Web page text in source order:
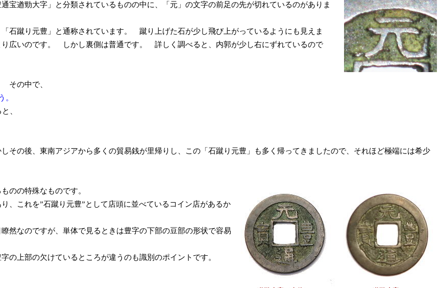
遒勁大字」と分類されているものの中に、「元」の文字の前足の先が切れているのがありま
石蹴り元豊」と通称されています。 蹴り上げた石が少し飛び上がっているようにも見えま
広いのです。 しかし裏側は普通です。 詳しく調べると、内郭が少し右にずれているので
その中で、
。
、
の後、東南アジアから多くの貿易銭が里帰りし、この「石蹴り元豊」も多く帰ってきましたので、それほど極端には希少
のの特殊なものです。
、これを”石蹴り元豊”として店頭に並べているコイン店があるか
然なのですが、単体で見るときは豊字の下部の豆部の形状で容易
上部の欠けているところが違うのも識別のポイントです。